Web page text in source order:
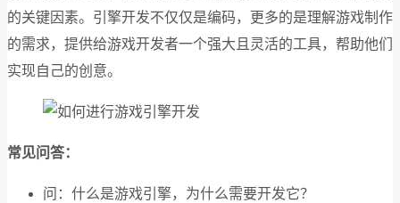
的关键因素。引擎开发不仅仅是编码，更多的是理解游戏制作
的需求，提供给游戏开发者一个强大且灵活的工具，帮助他们
实现自己的创意。
常见问答：
问：什么是游戏引擎，为什么需要开发它？